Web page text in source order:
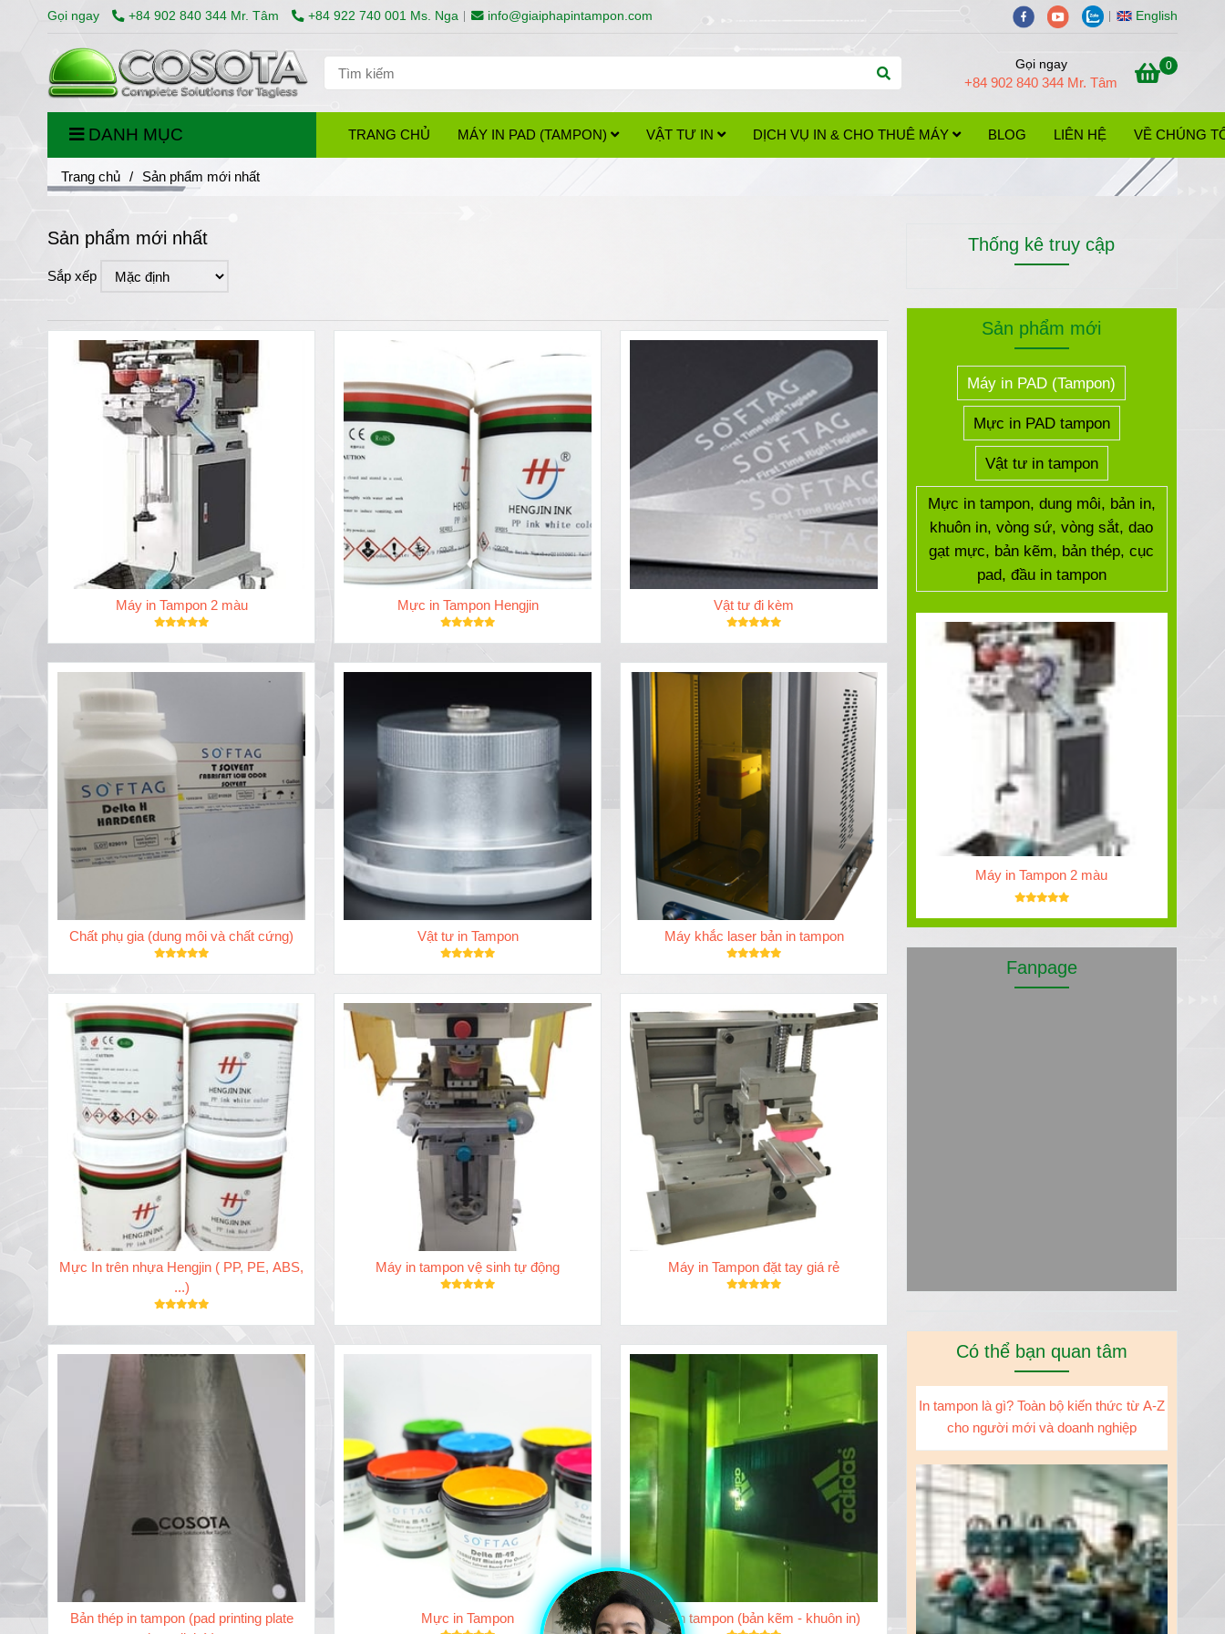
Gọi ngay +84 902 840 344 Mr. Tâm +84 922 740 001 Ms. Nga info@giaiphapintampon.com English
Gọi ngay
+84 902 840 344 Mr. Tâm
0
DANH MỤC TRANG CHỦ MÁY IN PAD (TAMPON) VẬT TƯ IN DỊCH VỤ IN & CHO THUÊ MÁY BLOG LIÊN HỆ VỀ CHÚNG
Trang chủ / Sản phẩm mới nhất
Sản phẩm mới nhất
Sắp xếp
Máy in Tampon 2 màu Mực in Tampon Hengjin Vật tư đi kèm
Chất phụ gia (dung môi và chất cứng) Vật tư in Tampon Máy khắc laser bản in tampon
Mực In trên nhựa Hengjin ( PP, PE, ABS,
...)
Máy in tampon vệ sinh tự động Máy in Tampon đặt tay giá rẻ
Bản thép in tampon (pad printing plate
Mực in Tampon Bản in tampon (bản kẽm - khuôn in)
Thống kê truy cập
Sản phẩm mới
Máy in PAD (Tampon)
Mực in PAD tampon
Vật tư in tampon
Mực in tampon, dung môi, bản in,
khuôn in, vòng sứ, vòng sắt, dao
gạt mực, bản kẽm, bản thép, cục
pad, đầu in tampon
Máy in Tampon 2 màu
Fanpage
Có thể bạn quan tâm
In tampon là gì? Toàn bộ kiến thức từ A-Z
cho người mới và doanh nghiệp